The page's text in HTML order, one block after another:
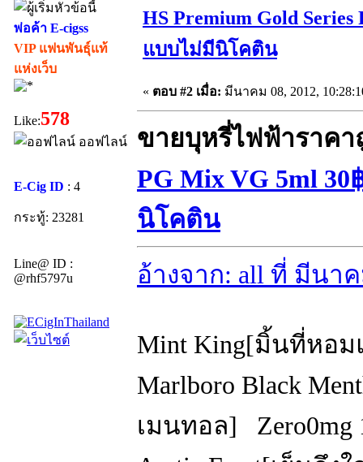
พ่อค้า E-cigss
VIP แฟนพันธุ์แท้
แห่งเว็บ
Like:578
ออฟไลน์
E-Cig ID : 4
กระทู้: 23281
Line@ ID :
@rhf5797u
HS Premium Gold
แบบไม่มีนิโคติน
« ตอบ #2 เมื่อ: มีนาคม 08, 2012,
ขายบุหรี่ไฟฟ้าราคา
PG Mix VG 5ml
นิโคติน
อ้างจาก: all ที่ มีนาค
Mint King[มิ้นที่หอม
Marlboro Black
เมนทอล] Zero0mg